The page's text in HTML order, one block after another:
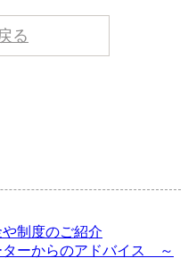
る
制度のご紹介
ターからのアドバイス ～